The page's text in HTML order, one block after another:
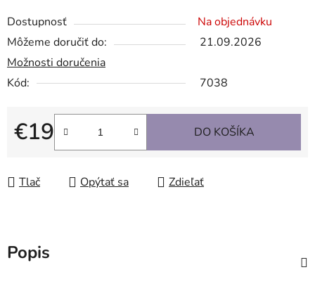
Dostupnosť
Na objednávku
Môžeme doručiť do:
21.09.2026
Možnosti doručenia
Kód:
7038
€19
Jednotková cena:
DO KOŠÍKA
Tlač Opýtať sa Zdieľať
Popis